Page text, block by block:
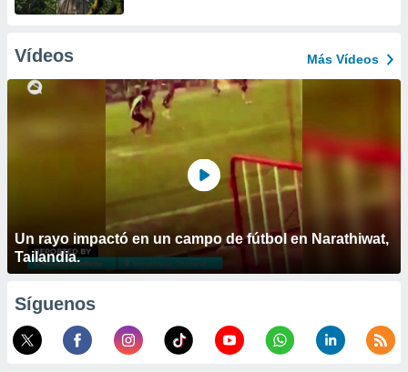
Vídeos Más Vídeos
Un rayo impactó en un campo de fútbol en Narathiwat,
Tailandia.
Síguenos